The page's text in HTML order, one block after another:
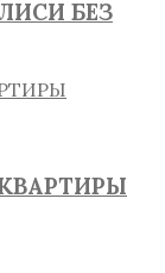
БЕЗ